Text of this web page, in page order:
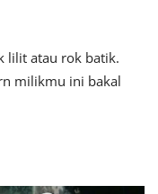
lilit atau rok batik.
milikmu ini bakal